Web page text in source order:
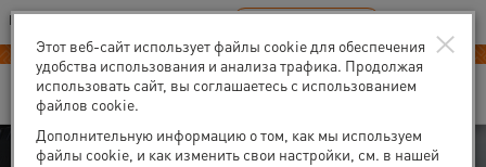
Ваш город:Великий Новгород
В Вашем регионе нет наших офисов
-40% на арендукомпрессоров
RU EN
×
Этот веб-сайт использует файлы cookie для обеспечения
удобства использования и анализа трафика. Продолжая
использовать сайт, вы соглашаетесь с использованием
файлов cookie.
Дополнительную информацию о том, как мы используем
файлы cookie, и как изменить свои настройки, см. в нашей